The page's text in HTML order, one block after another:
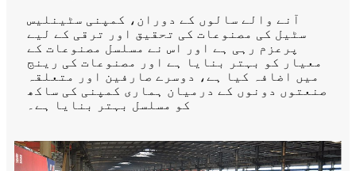
آنے والے سالوں کے دوران، کمپنی سٹینلیس
سٹیل کی مصنوعات کی تحقیق اور ترقی کے لیے
پرعزم رہی ہے اور اس نے مسلسل مصنوعات کے
معیار کو بہتر بنایا ہے اور مصنوعات کی رینج
میں اضافہ کیا ہے، دوسرے صارفین اور متعلقہ
صنعتوں دونوں کے درمیان ہماری کمپنی کی ساکھ
کو مسلسل بہتر بنایا ہے۔